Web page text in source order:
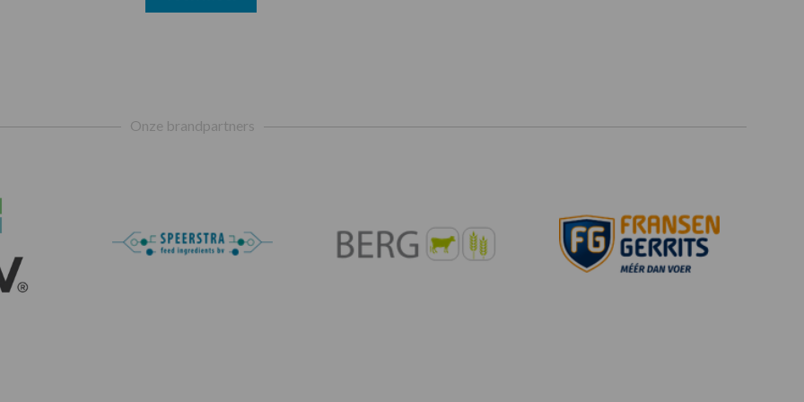
Onze brandpartners